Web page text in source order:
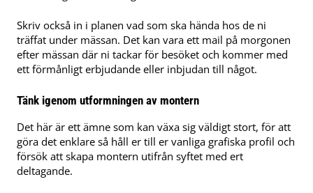
Skriv också in i planen vad som ska hända hos de ni
träffat under mässan. Det kan vara ett mail på morgonen
efter mässan där ni tackar för besöket och kommer med
ett förmånligt erbjudande eller inbjudan till något.
Tänk igenom utformningen av montern
Det här är ett ämne som kan växa sig väldigt stort, för att
göra det enklare så håll er till er vanliga grafiska profil och
försök att skapa montern utifrån syftet med ert
deltagande.